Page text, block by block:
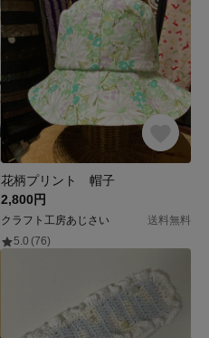
花柄プリント 帽子
2,800円
クラフト工房あじさい
送料無料
5.0 (76)